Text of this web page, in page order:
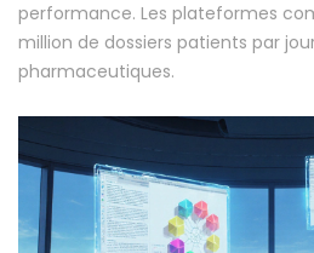
performance. Les plateformes
million de dossiers patients par
pharmaceutiques.